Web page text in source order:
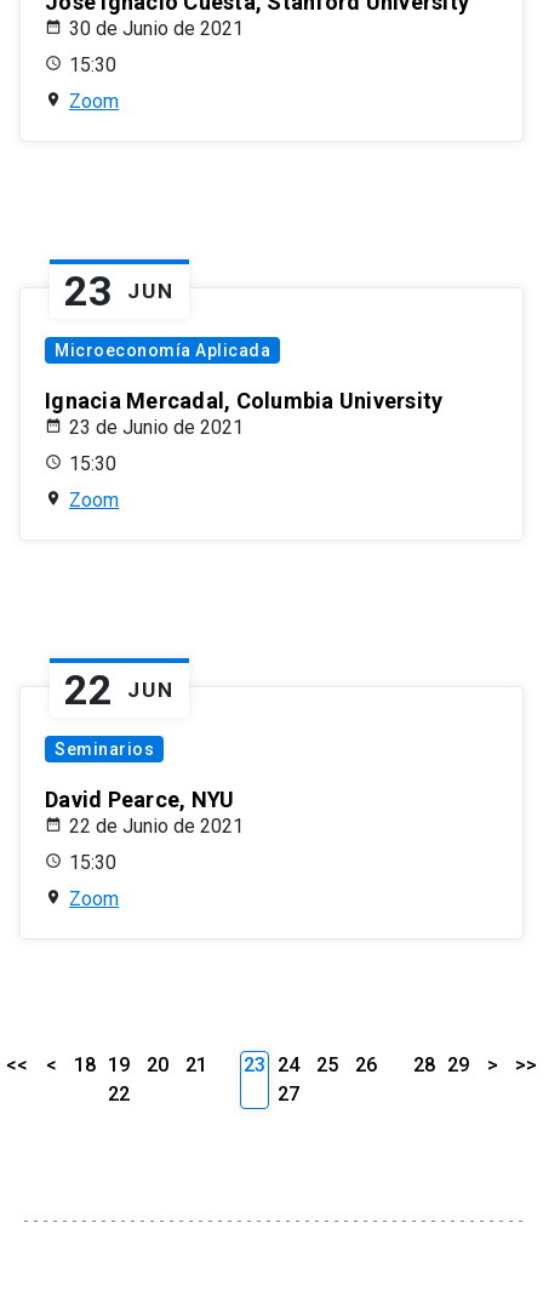
30 de Junio de 2021
15:30
Zoom
23 JUN
Microeconomía Aplicada
Ignacia Mercadal, Columbia University
23 de Junio de 2021
15:30
Zoom
22 JUN
Seminarios
David Pearce, NYU
22 de Junio de 2021
15:30
Zoom
<< < 18 19 20
21
22
23 24 25
26
27
28 29 > >>